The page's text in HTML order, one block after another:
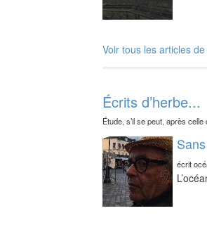
Voir tous les articles
Écrits d’herbe...
Étude, s’il se peut, après
écrit